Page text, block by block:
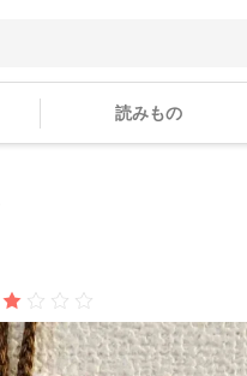
読みもの